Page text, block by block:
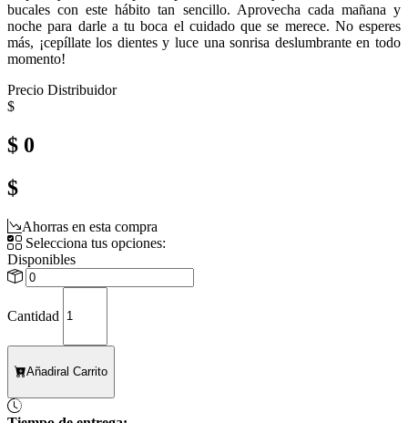
bucales con este hábito tan sencillo. Aprovecha cada mañana y
noche para darle a tu boca el cuidado que se merece. No esperes
más, ¡cepíllate los dientes y luce una sonrisa deslumbrante en todo
momento!
Precio Distribuidor
$
$ 0
$
Ahorras en esta compra
Selecciona tus opciones:
Disponibles
Cantidad
Añadiral Carrito